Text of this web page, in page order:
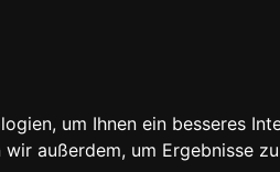
um Ihnen ein besseres
außerdem, um Ergebnisse